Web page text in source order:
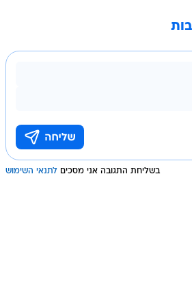
בשליחת התגובה אני מסכים לתנאי השימוש